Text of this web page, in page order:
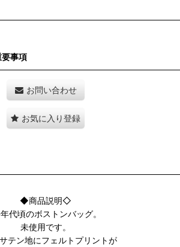
事項
お問い合わせ
お気に入り登録
◆商品説明◇
代頃のボストンバッグ。
未使用です。
テン地にフェルトプリントが